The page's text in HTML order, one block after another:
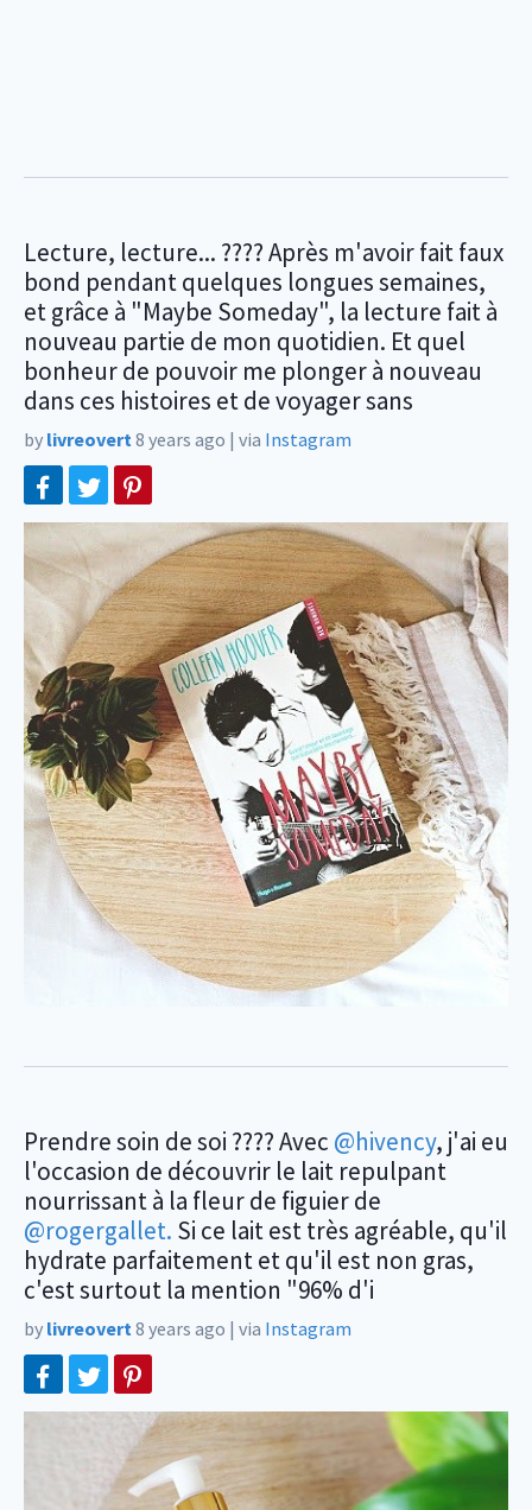
Lecture, lecture... ???? Après m'avoir fait faux
bond pendant quelques longues semaines,
et grâce à "Maybe Someday", la lecture fait à
nouveau partie de mon quotidien. Et quel
bonheur de pouvoir me plonger à nouveau
dans ces histoires et de voyager sans
by livreovert8 years ago | via Instagram
Prendre soin de soi ???? Avec @hivency, j'ai eu
l'occasion de découvrir le lait repulpant
nourrissant à la fleur de figuier de
@rogergallet. Si ce lait est très agréable, qu'il
hydrate parfaitement et qu'il est non gras,
c'est surtout la mention "96% d'i
by livreovert8 years ago | via Instagram